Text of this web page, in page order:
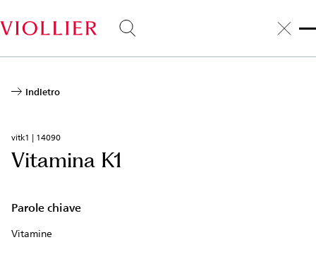
al
contenuto
Indietro
vitk1 | 14090
Vitamina K1
Parole chiave
Vitamine